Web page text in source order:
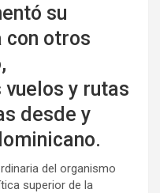
su
con otros
y rutas
desde y
del organismo
superior de la